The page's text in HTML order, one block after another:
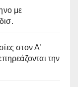
με
στον Α’
την